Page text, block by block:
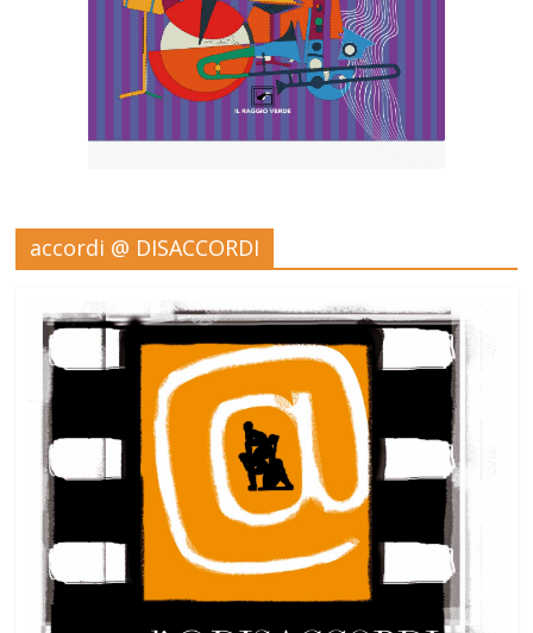
accordi @ DISACCORDI